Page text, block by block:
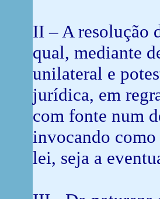
II – A resolução
qual, mediante
unilateral e
jurídica, em
com fonte num
invocando
lei, seja a